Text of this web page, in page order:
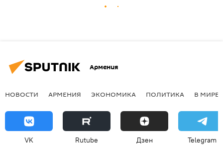
Армения
НОВОСТИ АРМЕНИЯ ЭКОНОМИКА ПОЛИТИКА В МИРЕ
VK Rutube Дзен Telegram